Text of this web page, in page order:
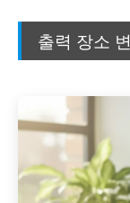
출력 장소